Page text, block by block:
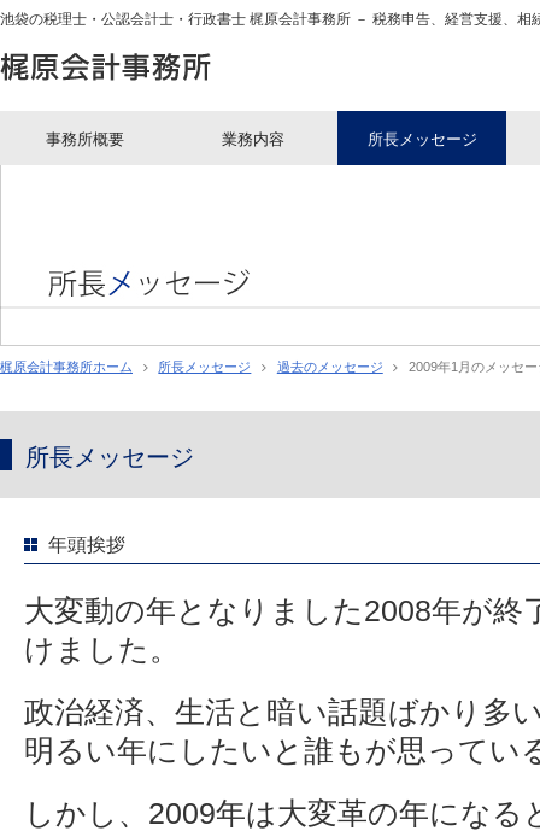
池袋の税理士・公認会計士・行政書士 梶原会計事務所 － 税務申告、経営支援、相
事務所概要 業務内容 所長メッセージ
梶原会計事務所ホーム 所長メッセージ 過去のメッセージ 2009年1月のメッセー
所長メッセージ
年頭挨拶
大変動の年となりました2008年が終
けました。
政治経済、生活と暗い話題ばかり多
明るい年にしたいと誰もが思ってい
しかし、2009年は大変革の年になる